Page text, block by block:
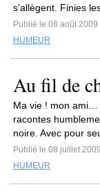
s’allègent. Finies
Publié le 08 août 2009
HUMEUR
Au fil de
Ma vie ! mon ami…
racontes
noire. Avec pour
Publié le 08 juillet 2009
HUMEUR